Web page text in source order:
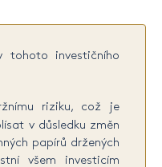
tohoto investičního
riziku, což je
v důsledku změn
papírů držených
všem investicím